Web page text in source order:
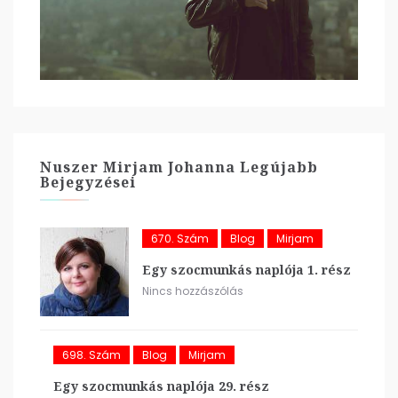
Nuszer Mirjam Johanna Legújabb
Bejegyzései
670. Szám Blog Mirjam
Egy szocmunkás naplója 1. rész
Nincs hozzászólás
698. Szám Blog Mirjam
Egy szocmunkás naplója 29. rész